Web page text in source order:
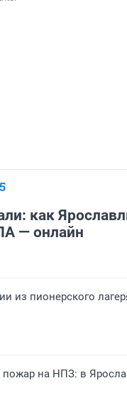
как
— онлайн
из пионерского
на НПЗ: в